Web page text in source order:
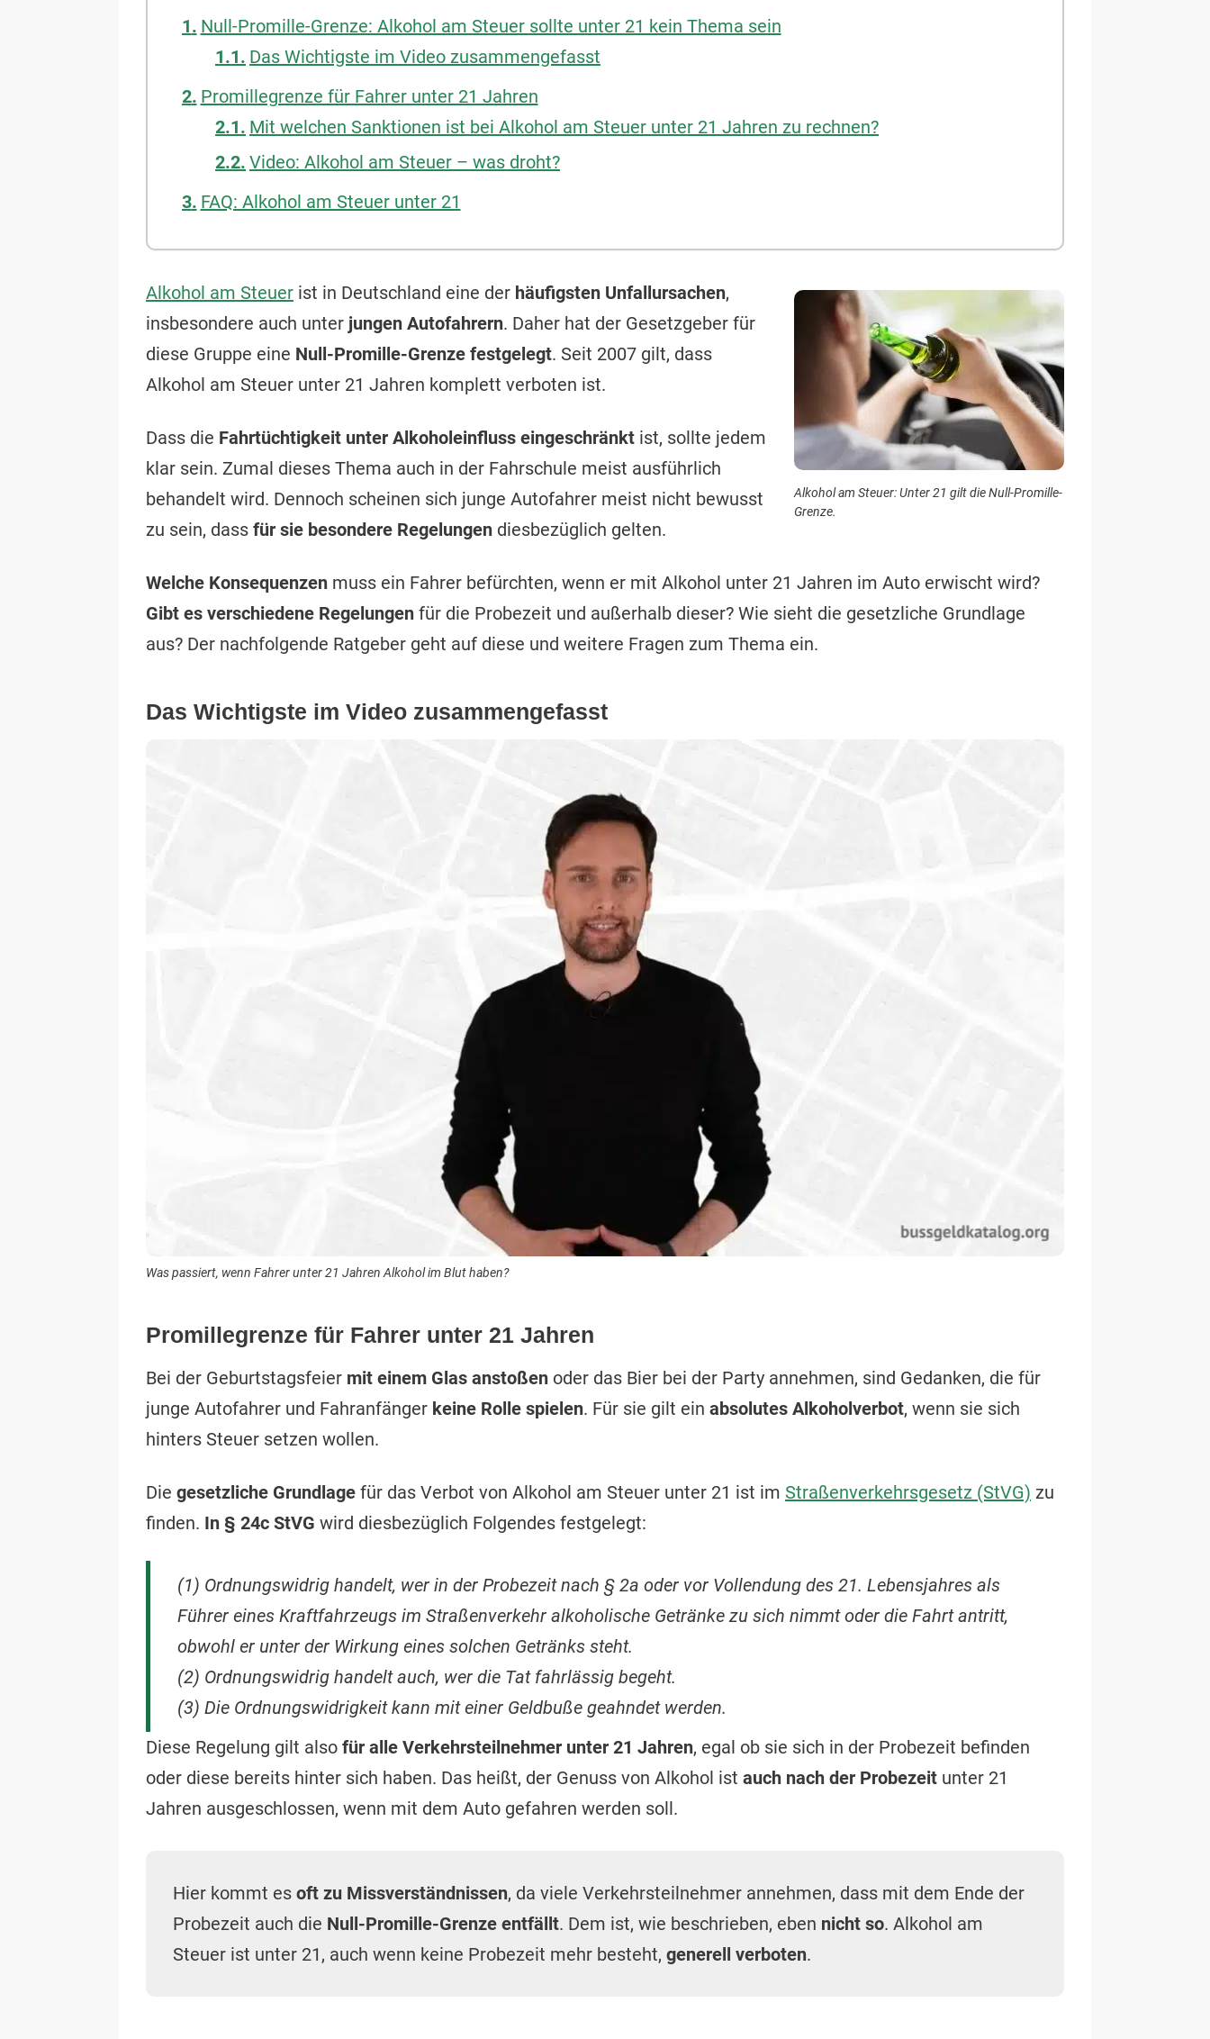
Null-Promille-Grenze: Alkohol am Steuer sollte unter 21 kein Thema sein
Das Wichtigste im Video zusammengefasst
Promillegrenze für Fahrer unter 21 Jahren
Mit welchen Sanktionen ist bei Alkohol am Steuer unter 21 Jahren zu rechnen?
Video: Alkohol am Steuer – was droht?
FAQ: Alkohol am Steuer unter 21
Alkohol am Steuer: Unter 21 gilt die Null-Promille-
Grenze.
Alkohol am Steuer ist in Deutschland eine der häufigsten Unfallursachen,
insbesondere auch unter jungen Autofahrern. Daher hat der Gesetzgeber für
diese Gruppe eine Null-Promille-Grenze festgelegt. Seit 2007 gilt, dass
Alkohol am Steuer unter 21 Jahren komplett verboten ist.
Dass die Fahrtüchtigkeit unter Alkoholeinfluss eingeschränkt ist, sollte jedem
klar sein. Zumal dieses Thema auch in der Fahrschule meist ausführlich
behandelt wird. Dennoch scheinen sich junge Autofahrer meist nicht bewusst
zu sein, dass für sie besondere Regelungen diesbezüglich gelten.
Welche Konsequenzen muss ein Fahrer befürchten, wenn er mit Alkohol unter 21 Jahren im Auto erwischt wird?
Gibt es verschiedene Regelungen für die Probezeit und außerhalb dieser? Wie sieht die gesetzliche Grundlage
aus? Der nachfolgende Ratgeber geht auf diese und weitere Fragen zum Thema ein.
Das Wichtigste im Video zusammengefasst
Was passiert, wenn Fahrer unter 21 Jahren Alkohol im Blut haben?
Promillegrenze für Fahrer unter 21 Jahren
Bei der Geburtstagsfeier mit einem Glas anstoßen oder das Bier bei der Party annehmen, sind Gedanken, die für
junge Autofahrer und Fahranfänger keine Rolle spielen. Für sie gilt ein absolutes Alkoholverbot, wenn sie sich
hinters Steuer setzen wollen.
Die gesetzliche Grundlage für das Verbot von Alkohol am Steuer unter 21 ist im Straßenverkehrsgesetz (StVG) zu
finden. In § 24c StVG wird diesbezüglich Folgendes festgelegt:
(1) Ordnungswidrig handelt, wer in der Probezeit nach § 2a oder vor Vollendung des 21. Lebensjahres als
Führer eines Kraftfahrzeugs im Straßenverkehr alkoholische Getränke zu sich nimmt oder die Fahrt antritt,
obwohl er unter der Wirkung eines solchen Getränks steht.
(2) Ordnungswidrig handelt auch, wer die Tat fahrlässig begeht.
(3) Die Ordnungswidrigkeit kann mit einer Geldbuße geahndet werden.
Diese Regelung gilt also für alle Verkehrsteilnehmer unter 21 Jahren, egal ob sie sich in der Probezeit befinden
oder diese bereits hinter sich haben. Das heißt, der Genuss von Alkohol ist auch nach der Probezeit unter 21
Jahren ausgeschlossen, wenn mit dem Auto gefahren werden soll.
Hier kommt es oft zu Missverständnissen, da viele Verkehrsteilnehmer annehmen, dass mit dem Ende der
Probezeit auch die Null-Promille-Grenze entfällt. Dem ist, wie beschrieben, eben nicht so. Alkohol am
Steuer ist unter 21, auch wenn keine Probezeit mehr besteht, generell verboten.